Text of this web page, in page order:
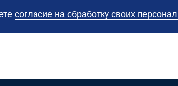
согласие на обработку своих